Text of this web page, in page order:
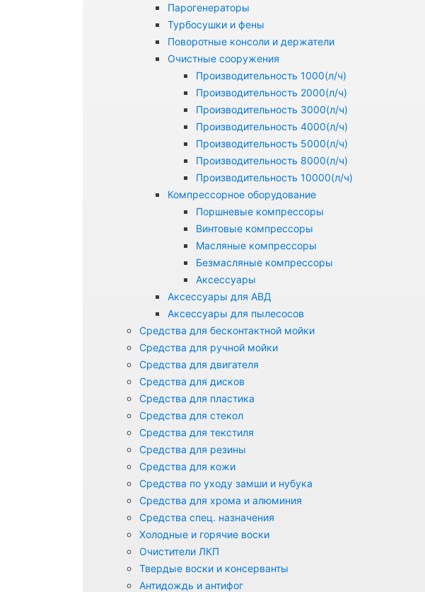
Парогенераторы
Турбосушки и фены
Поворотные консоли и держатели
Очистные сооружения
Производительность 1000(л/ч)
Производительность 2000(л/ч)
Производительность 3000(л/ч)
Производительность 4000(л/ч)
Производительность 5000(л/ч)
Производительность 8000(л/ч)
Производительность 10000(л/ч)
Компрессорное оборудование
Поршневые компрессоры
Винтовые компрессоры
Масляные компрессоры
Безмасляные компрессоры
Аксессуары
Аксессуары для АВД
Аксессуары для пылесосов
Средства для бесконтактной мойки
Средства для ручной мойки
Средства для двигателя
Средства для дисков
Средства для пластика
Средства для стекол
Средства для текстиля
Средства для резины
Средства для кожи
Средства по уходу замши и нубука
Средства для хрома и алюминия
Средства спец. назначения
Холодные и горячие воски
Очистители ЛКП
Твердые воски и консерванты
Антидождь и антифог